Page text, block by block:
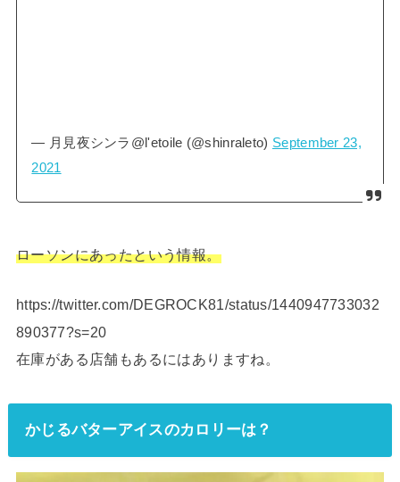
— 月見夜シンラ@l'etoile (@shinraleto) September 23,
2021
ローソンにあったという情報。
https://twitter.com/DEGROCK81/status/1440947733032
890377?s=20
在庫がある店舗もあるにはありますね。
かじるバターアイスのカロリーは？